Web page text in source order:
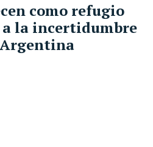
como refugio
la incertidumbre